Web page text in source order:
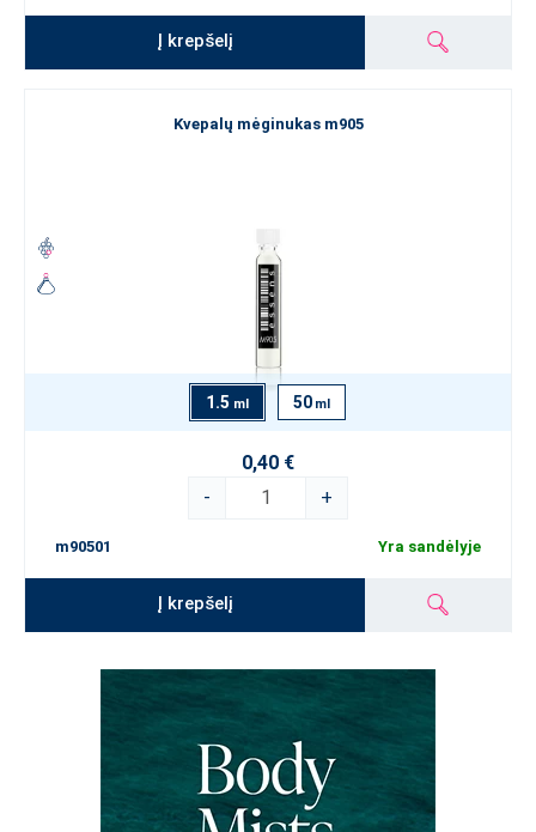
Į krepšelį
Kvepalų mėginukas m905
1.5 ml 50 ml
0,40 €
-
+
m90501 Yra sandėlyje
Į krepšelį